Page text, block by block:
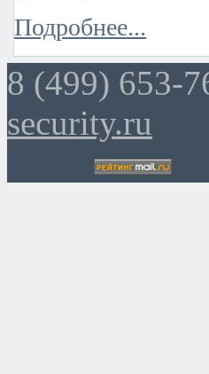
Подробнее...
8 (499) 653-
security.ru